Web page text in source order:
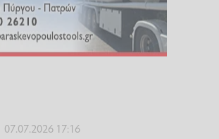
07.07.2026 17:16